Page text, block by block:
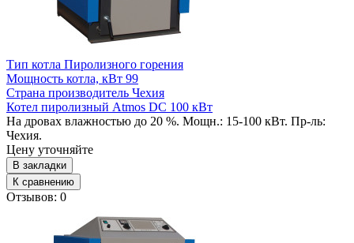
Тип котла Пиролизного горения
Мощность котла, кВт 99
Страна производитель Чехия
Котел пиролизный Atmos DC 100 кВт
На дровах влажностью до 20 %. Мощн.: 15-100 кВт. Пр-ль:
Чехия.
Цену уточняйте
В закладки
К сравнению
Отзывов: 0